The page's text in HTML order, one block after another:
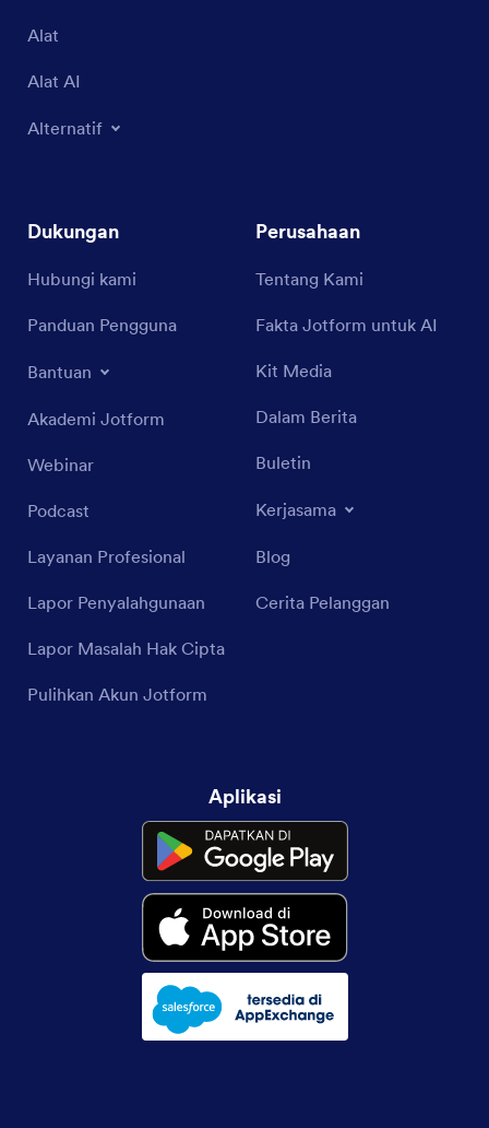
Alat
Alat AI
Alternatif
Dukungan
Hubungi kami
Panduan Pengguna
Bantuan
Akademi Jotform
Webinar
Podcast
Layanan Profesional
Lapor Penyalahgunaan
Lapor Masalah Hak Cipta
Pulihkan Akun Jotform
Perusahaan
Tentang Kami
Fakta Jotform untuk AI
Kit Media
Dalam Berita
Buletin
Kerjasama
Blog
Cerita Pelanggan
Aplikasi